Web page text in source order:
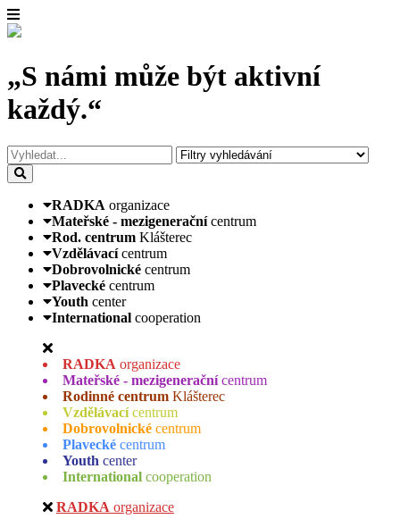
„S námi může být aktivní
každý.“
RADKA organizace
Mateřské - mezigenerační centrum
Rod. centrum Klášterec
Vzdělávací centrum
Dobrovolnické centrum
Plavecké centrum
Youth center
International cooperation
RADKA organizace
Mateřské - mezigenerační centrum
Rodinné centrum Klášterec
Vzdělávací centrum
Dobrovolnické centrum
Plavecké centrum
Youth center
International cooperation
RADKA organizace